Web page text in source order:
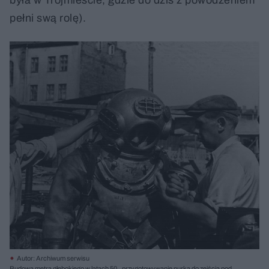
pełni swą rolę).
Autor: Archiwum serwisu